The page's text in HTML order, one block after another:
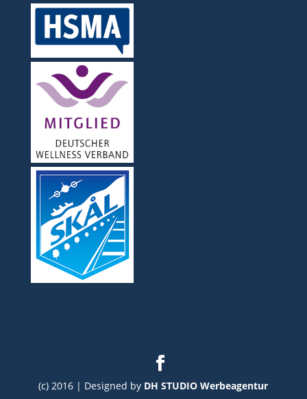
(c) 2016 | Designed by DH STUDIO Werbeagentur